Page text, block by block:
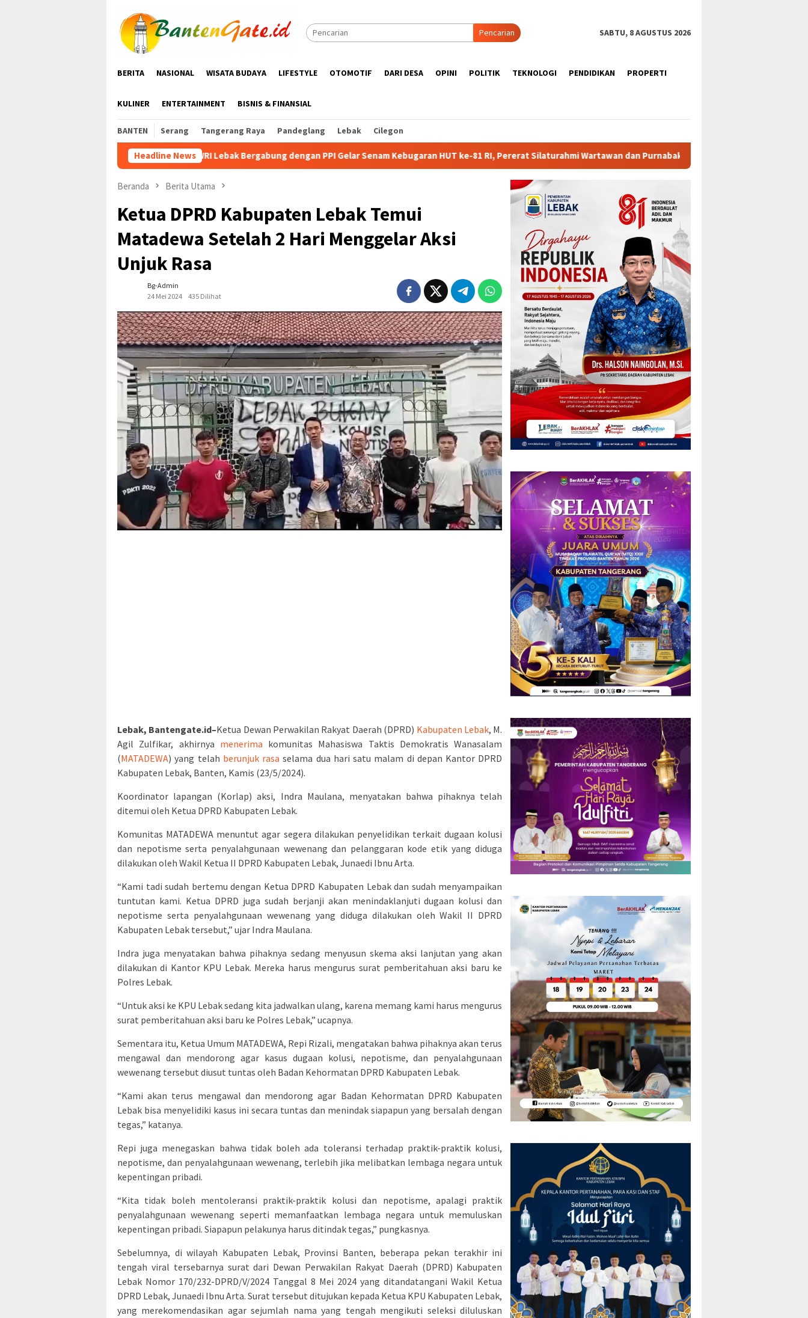
konten
Pencarian SABTU, 8 AGUSTUS 2026
BERITA NASIONAL WISATA BUDAYA LIFESTYLE OTOMOTIF DARI DESA OPINI POLITIK TEKNOLOGI PENDIDIKAN PROPERTI
KULINER ENTERTAINMENT BISNIS & FINANSIAL
BANTEN Serang Tangerang Raya Pandeglang Lebak Cilegon
Headline News
KWRI Lebak Bergabung dengan PPI Gelar Senam Kebugaran HUT ke-81 RI, Pererat Silaturahmi Wartawan dan Purnabakti Ratusan Purna Bhakti dan Warga Siap
Beranda Berita Utama
Ketua DPRD Kabupaten Lebak Temui
Matadewa Setelah 2 Hari Menggelar Aksi
Unjuk Rasa
Bg-Admin
24 Mei 2024
435 Dilihat
Lebak, Bantengate.id–Ketua Dewan Perwakilan Rakyat Daerah (DPRD) Kabupaten Lebak, M.
Agil Zulfikar, akhirnya menerima komunitas Mahasiswa Taktis Demokratis Wanasalam
(MATADEWA) yang telah berunjuk rasa selama dua hari satu malam di depan Kantor DPRD
Kabupaten Lebak, Banten, Kamis (23/5/2024).
Koordinator lapangan (Korlap) aksi, Indra Maulana, menyatakan bahwa pihaknya telah
ditemui oleh Ketua DPRD Kabupaten Lebak.
Komunitas MATADEWA menuntut agar segera dilakukan penyelidikan terkait dugaan kolusi
dan nepotisme serta penyalahgunaan wewenang dan pelanggaran kode etik yang diduga
dilakukan oleh Wakil Ketua II DPRD Kabupaten Lebak, Junaedi Ibnu Arta.
“Kami tadi sudah bertemu dengan Ketua DPRD Kabupaten Lebak dan sudah menyampaikan
tuntutan kami. Ketua DPRD juga sudah berjanji akan menindaklanjuti dugaan kolusi dan
nepotisme serta penyalahgunaan wewenang yang diduga dilakukan oleh Wakil II DPRD
Kabupaten Lebak tersebut,” ujar Indra Maulana.
Indra juga menyatakan bahwa pihaknya sedang menyusun skema aksi lanjutan yang akan
dilakukan di Kantor KPU Lebak. Mereka harus mengurus surat pemberitahuan aksi baru ke
Polres Lebak.
“Untuk aksi ke KPU Lebak sedang kita jadwalkan ulang, karena memang kami harus mengurus
surat pemberitahuan aksi baru ke Polres Lebak,” ucapnya.
Sementara itu, Ketua Umum MATADEWA, Repi Rizali, mengatakan bahwa pihaknya akan terus
mengawal dan mendorong agar kasus dugaan kolusi, nepotisme, dan penyalahgunaan
wewenang tersebut diusut tuntas oleh Badan Kehormatan DPRD Kabupaten Lebak.
“Kami akan terus mengawal dan mendorong agar Badan Kehormatan DPRD Kabupaten
Lebak bisa menyelidiki kasus ini secara tuntas dan menindak siapapun yang bersalah dengan
tegas,” katanya.
Repi juga menegaskan bahwa tidak boleh ada toleransi terhadap praktik-praktik kolusi,
nepotisme, dan penyalahgunaan wewenang, terlebih jika melibatkan lembaga negara untuk
kepentingan pribadi.
“Kita tidak boleh mentoleransi praktik-praktik kolusi dan nepotisme, apalagi praktik
penyalahgunaan wewenang seperti memanfaatkan lembaga negara untuk memuluskan
kepentingan pribadi. Siapapun pelakunya harus ditindak tegas,” pungkasnya.
Sebelumnya, di wilayah Kabupaten Lebak, Provinsi Banten, beberapa pekan terakhir ini
tengah viral tersebarnya surat dari Dewan Perwakilan Rakyat Daerah (DPRD) Kabupaten
Lebak Nomor 170/232-DPRD/V/2024 Tanggal 8 Mei 2024 yang ditandatangani Wakil Ketua
DPRD Lebak, Junaedi Ibnu Arta. Surat tersebut ditujukan kepada Ketua KPU Kabupaten Lebak,
yang merekomendasikan agar sejumlah nama yang tengah mengikuti seleksi diluluskan